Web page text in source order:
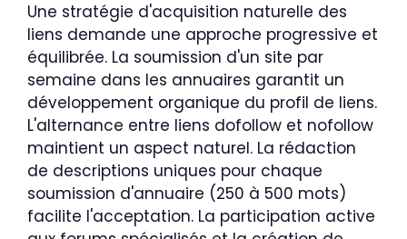
Une stratégie d'acquisition naturelle des
liens demande une approche progressive et
équilibrée. La soumission d'un site par
semaine dans les annuaires garantit un
développement organique du profil de liens.
L'alternance entre liens dofollow et nofollow
maintient un aspect naturel. La rédaction
de descriptions uniques pour chaque
soumission d'annuaire (250 à 500 mots)
facilite l'acceptation. La participation active